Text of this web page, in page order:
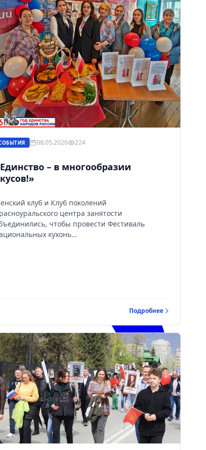
к ним позже.
08.05.2026 224
– в многообразии
клуб и Клуб поколений
центра занятости
чтобы провести Фестиваль
кухонь…
Подробнее